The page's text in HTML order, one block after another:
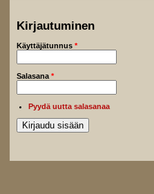
Kirjautuminen
Käyttäjätunnus *
Salasana *
Pyydä uutta salasanaa